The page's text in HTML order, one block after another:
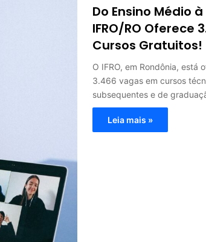
Do Ensino Médio
IFRO/RO Oferece
Cursos Gratuitos!
O IFRO, em Rondônia, está
3.466 vagas em cursos
subsequentes e de
Leia mais »